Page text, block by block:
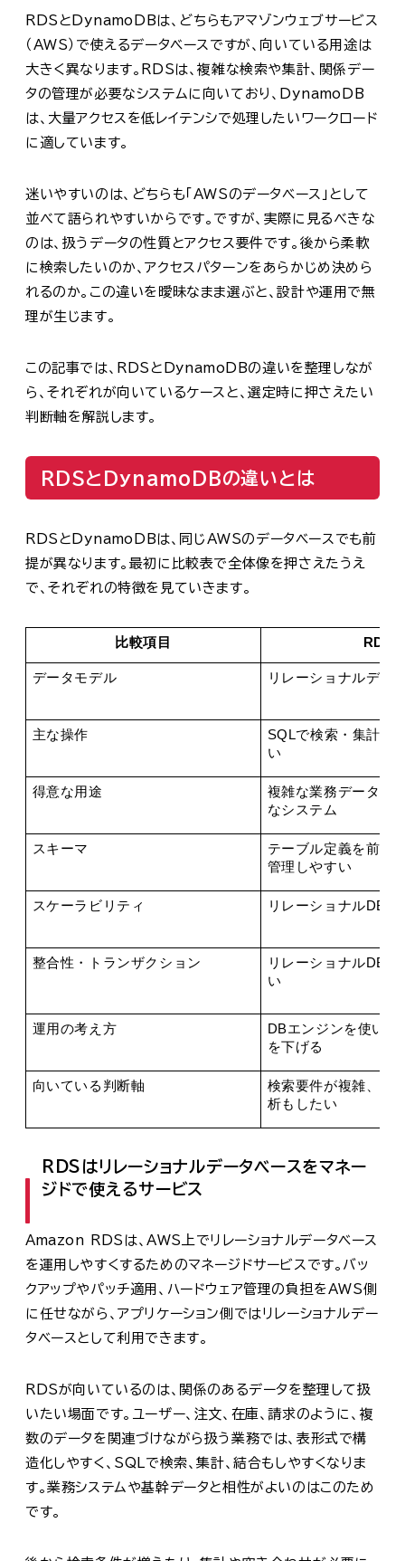
RDSとDynamoDBは、どちらもアマゾンウェブサービス
（AWS）で使えるデータベースですが、向いている用途は
大きく異なります。RDSは、複雑な検索や集計、関係デー
タの管理が必要なシステムに向いており、DynamoDB
は、大量アクセスを低レイテンシで処理したいワークロード
に適しています。
迷いやすいのは、どちらも「AWSのデータベース」として
並べて語られやすいからです。ですが、実際に見るべきな
のは、扱うデータの性質とアクセス要件です。後から柔軟
に検索したいのか、アクセスパターンをあらかじめ決めら
れるのか。この違いを曖昧なまま選ぶと、設計や運用で無
理が生じます。
この記事では、RDSとDynamoDBの違いを整理しなが
ら、それぞれが向いているケースと、選定時に押さえたい
判断軸を解説します。
RDSとDynamoDBの違いとは
RDSとDynamoDBは、同じAWSのデータベースでも前
提が異なります。最初に比較表で全体像を押さえたうえ
で、それぞれの特徴を見ていきます。
比較項目 RDS
データモデル リレーショナルデー
主な操作
SQLで検索・集計・
い
得意な用途
複雑な業務データ、
なシステム
スキーマ
テーブル定義を前提
管理しやすい
スケーラビリティ リレーショナルDB
整合性・トランザクション
リレーショナルDB
い
運用の考え方
DBエンジンを使いな
を下げる
向いている判断軸
検索要件が複雑、後
析もしたい
RDSはリレーショナルデータベースをマネー
ジドで使えるサービス
Amazon RDSは、AWS上でリレーショナルデータベース
を運用しやすくするためのマネージドサービスです。バッ
クアップやパッチ適用、ハードウェア管理の負担をAWS側
に任せながら、アプリケーション側ではリレーショナルデー
タベースとして利用できます。
RDSが向いているのは、関係のあるデータを整理して扱
いたい場面です。ユーザー、注文、在庫、請求のように、複
数のデータを関連づけながら扱う業務では、表形式で構
造化しやすく、SQLで検索、集計、結合もしやすくなりま
す。業務システムや基幹データと相性がよいのはこのため
です。